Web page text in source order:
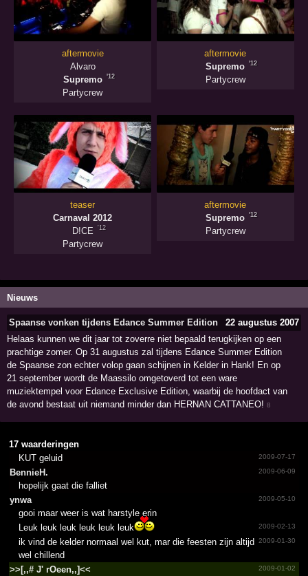
aftermovie
Alvaro
Supremo
'12
Partycrew
aftermovie
Supremo
'12
Partycrew
teaser
Carnaval 2012
D!CE
'12
Partycrew
aftermovie
Supremo
'12
Partycrew
Nieuws
Spaanse vonken tijdens Edance Summer Edition
22 augustus 2007
Helaas kunnen we dit jaar tot zoverre niet bepaald terugkijken op een
prachtige zomer. Op 31 augustus zal tijdens Edance Summer Edition
de Spaanse zon echter volop gaan schijnen in Kelder in Hank! En op
21 september wordt de Maassilo omgetoverd tot een ware
muziektempel voor Edance Exclusive Edition, waarbij de hoofdact van
de avond bestaat uit niemand minder dan HERNAN CATTANEO!8
17 waarderingen
2009-07-17
KUT geluid
BennieH.
2009-06-09
hopelijk gaat die falliet
ynwa
2009-05-10
gooi maar weer is wat harstyle erin
2009-02-13
Leuk leuk leuk leuk leuk leuk
2009-01-30
ik vind de kelder normaal wel kut, mar die feesten zijn altijd
wel chillend
>>[,,#­ J' rOeen,,]<<
2009-01-02